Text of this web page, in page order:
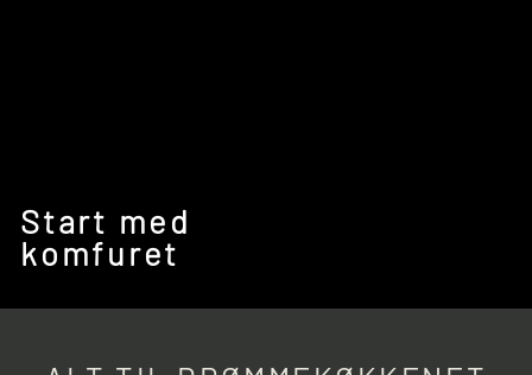
Start med
komfuret